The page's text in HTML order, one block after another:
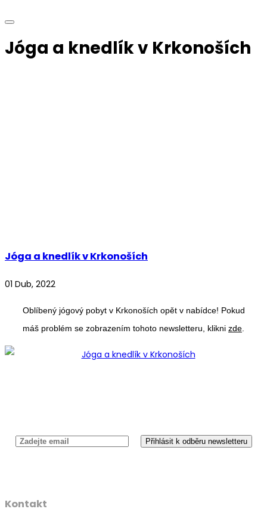
Jóga a knedlík v Krkonoších
Jóga a knedlík v Krkonoších
01 Dub, 2022
Oblíbený jógový pobyt v Krkonoších opět v nabídce! Pokud
máš problém se zobrazením tohoto newsletteru, klikni zde.
Kontakt